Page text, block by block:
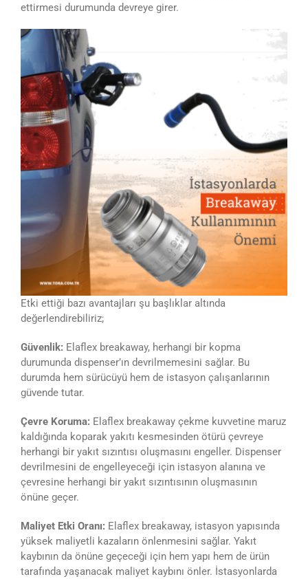
ettirmesi durumunda devreye girer.
Etki ettiği bazı avantajları şu başlıklar altında
değerlendirebiliriz;
Güvenlik: Elaflex breakaway, herhangi bir kopma
durumunda dispenser’ın devrilmemesini sağlar. Bu
durumda hem sürücüyü hem de istasyon çalışanlarının
güvende tutar.
Çevre Koruma: Elaflex breakaway çekme kuvvetine maruz
kaldığında koparak yakıtı kesmesinden ötürü çevreye
herhangi bir yakıt sızıntısı oluşmasını engeller. Dispenser
devrilmesini de engelleyeceği için istasyon alanına ve
çevresine herhangi bir yakıt sızıntısının oluşmasının
önüne geçer.
Maliyet Etki Oranı: Elaflex breakaway, istasyon yapısında
yüksek maliyetli kazaların önlenmesini sağlar. Yakıt
kaybının da önüne geçeceği için hem yapı hem de ürün
tarafında yaşanacak maliyet kaybını önler. İstasyonlarda